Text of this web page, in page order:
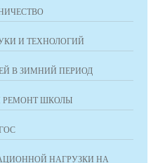
И ТЕХНОЛОГИЙ
В ЗИМНИЙ ПЕРИОД
РЕМОНТ ШКОЛЫ
НАГРУЗКИ НА